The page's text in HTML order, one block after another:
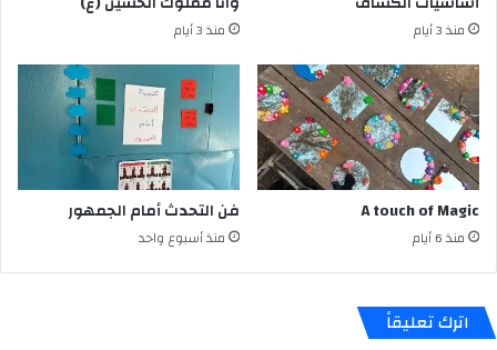
منذ 3 أيام منذ 3 أيام
A touch of Magic
منذ 6 أيام
فن التحدث أمام الجمهور
منذ أسبوع واحد
اترك تعليقاً